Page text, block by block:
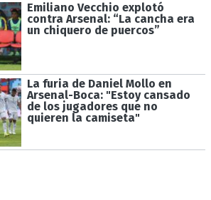
Emiliano Vecchio explotó
contra Arsenal: “La cancha era
un chiquero de puercos”
La furia de Daniel Mollo en
Arsenal-Boca: "Estoy cansado
de los jugadores que no
quieren la camiseta"